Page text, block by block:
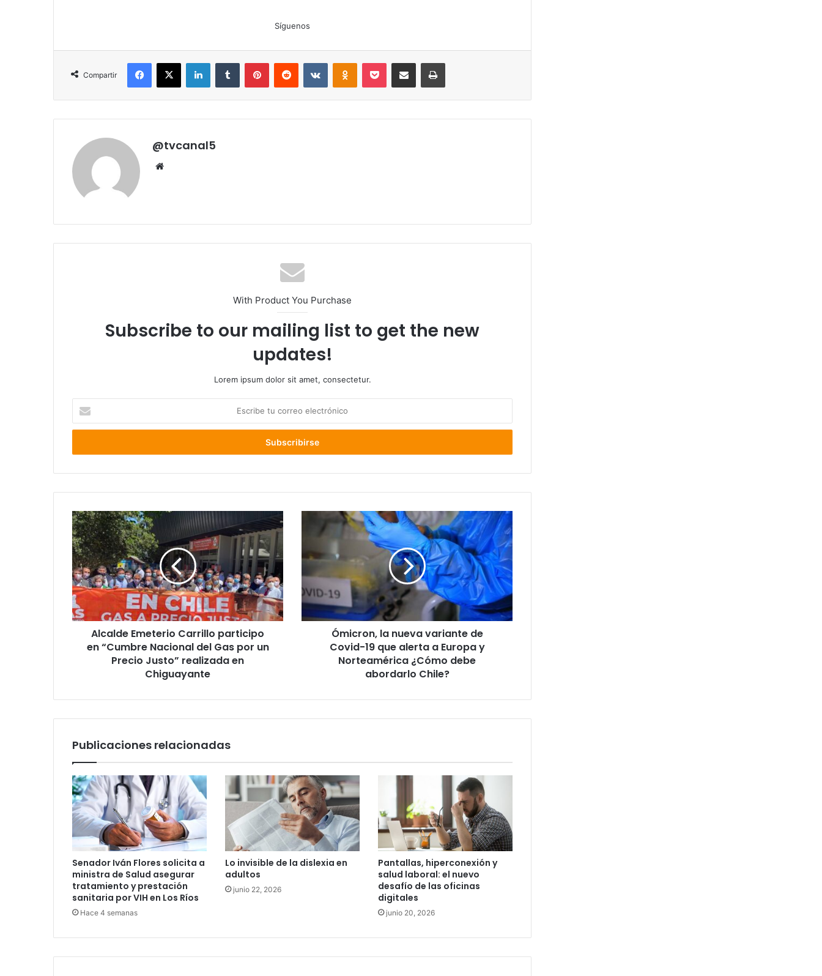
Síguenos
Compartir
Facebook
X LinkedInTumblr PinterestReddit VKontakteOdnoklassniki
Pocket Compartir por correo electrónicoImprimir
@tvcanal5
With Product You Purchase
Subscribe to our mailing list to get the new
updates!
Lorem ipsum dolor sit amet, consectetur.
correo
Alcalde
Emeterio
Carrillo
participo
en
“Cumbre
Nacional
del
Gas
Alcalde Emeterio Carrillo participo
en “Cumbre Nacional del Gas por un
Precio Justo” realizada en
Chiguayante
Ómicron,
variante
Covid-
19
que
alerta
Chile?
Ómicron, la nueva variante de
Covid-19 que alerta a Europa y
Norteamérica ¿Cómo debe
abordarlo Chile?
Publicaciones relacionadas
Senador Iván Flores solicita a
ministra de Salud asegurar
tratamiento y prestación
sanitaria por VIH en Los Ríos
Hace 4 semanas
Lo invisible de la dislexia en
adultos
junio 22, 2026
Pantallas, hiperconexión y
salud laboral: el nuevo
desafío de las oficinas
digitales
junio 20, 2026